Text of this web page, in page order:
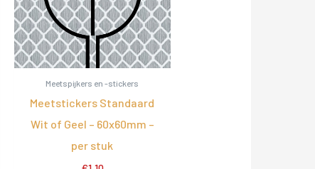
Meetspijkers en -stickers
Meetstickers Standaard
Wit of Geel – 60x60mm –
per stuk